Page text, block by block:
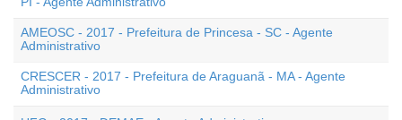
AMEOSC - 2017 - Prefeitura de Princesa - SC - Agente
Administrativo
CRESCER - 2017 - Prefeitura de Araguanã - MA - Agente
Administrativo